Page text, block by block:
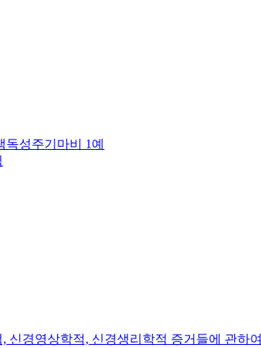
성주기마비 1예
신경영상학적, 신경생리학적 증거들에 관하여